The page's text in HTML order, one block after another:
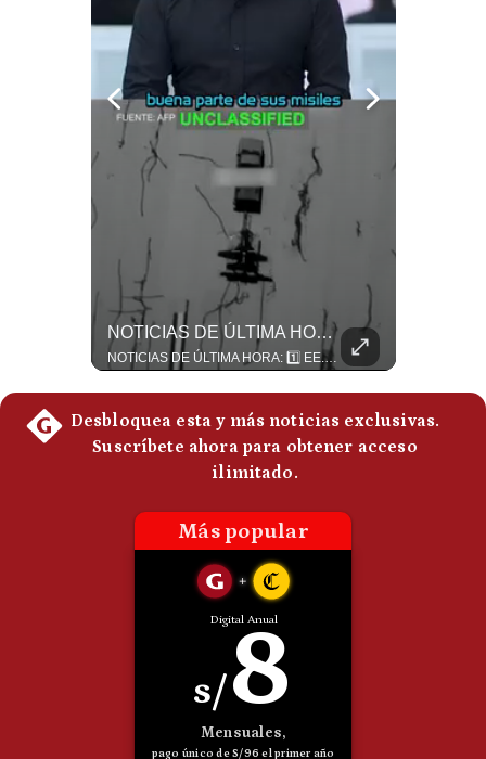
NOTICIAS DE ÚLTIMA HORA: EE.UU. Se Queda Sin Misiles En Medio Oriente
NOTICIAS DE ÚLTIMA HORA: 1️⃣ EE.UU.: Habría gastado casi el 80% de sus misiles más avanzados (THAAD), un factor clave en las decisiones de Donald Trump frente a Irán. 2️⃣ Argentina y Brasil: Tensión diplomática escala; Brasil solicita el regreso del embajador argentino tras fuertes declaraciones de Javier Milei. 3️⃣ México: Asesinan al influencer César Gastélum a balazos durante una transmisión en vivo en Culiacán, Sinaloa. 4️⃣ Alemania: Ataque con dron explosivo obliga a suspender el aeropuerto de Leipzig, punto logístico clave de la OTAN para enviar material a Ucrania. ¿Qué noticia te parece la más impactante del día? ¡Te leo en los comentarios! 👇 #EEUU #JavierMilei #CesarGastelum #Alemania #Noticias #UltimaHora #NoticiasDelDia 🚀 ¿Quieres entender el mundo sin ruido? Únete a nuestra comunidad y forma parte del cambio. #GestiónNewsroomLive #NoticiasGlobales #AnálisisGeopolítico #EconomíaMundial #IA #Geopolítica #LatinosEnUSA #NoticiasEnEspañol 👉 Suscríbete y activa la campana para no perderte nuestro análisis diario. 🌎 Síguenos en nuestras redes sociales: 📌 Web oficial: https://gestion.pe/mundo/ 📌 LinkedIn: http://bit.ly/3HYIET0 📌 X (Twitter): http://bit.ly/4noZtX9 📌 TikTok: http://bit.ly/4evB6TO